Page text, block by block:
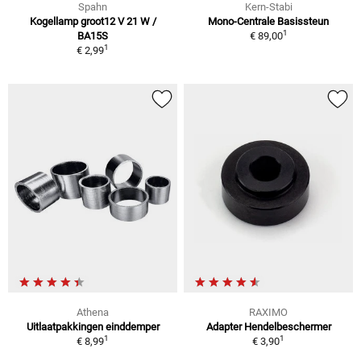
Spahn
Kogellamp groot12 V 21 W /
BA15S
€ 2,991
Kern-Stabi
Mono-Centrale Basissteun
€ 89,001
Athena
Uitlaatpakkingen einddemper
€ 8,991
RAXIMO
Adapter Hendelbeschermer
€ 3,901